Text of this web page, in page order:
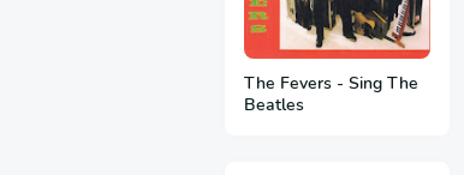
The Fevers - Sing The
Beatles